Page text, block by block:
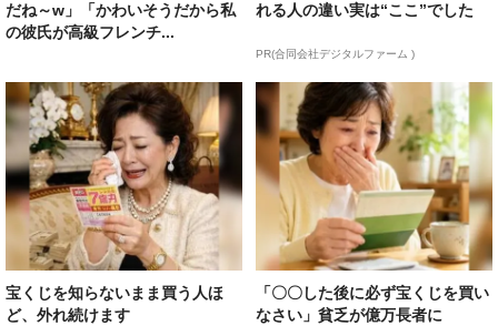
だね～w」「かわいそうだから私
の彼氏が高級フレンチ...
れる人の違い実は“ここ”でした
PR(合同会社デジタルファーム )
宝くじを知らないまま買う人ほ
ど、外れ続けます
「〇〇した後に必ず宝くじを買い
なさい」貧乏が億万長者に